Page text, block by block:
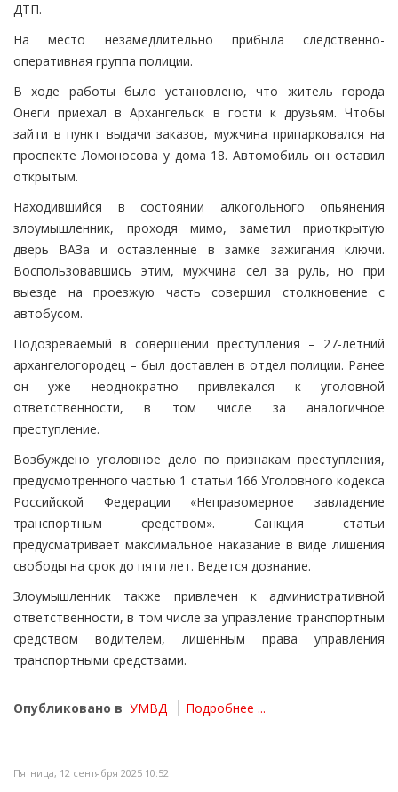
ДТП.
На место незамедлительно прибыла следственно-
оперативная группа полиции.
В ходе работы было установлено, что житель города
Онеги приехал в Архангельск в гости к друзьям. Чтобы
зайти в пункт выдачи заказов, мужчина припарковался на
проспекте Ломоносова у дома 18. Автомобиль он оставил
открытым.
Находившийся в состоянии алкогольного опьянения
злоумышленник, проходя мимо, заметил приоткрытую
дверь ВАЗа и оставленные в замке зажигания ключи.
Воспользовавшись этим, мужчина сел за руль, но при
выезде на проезжую часть совершил столкновение с
автобусом.
Подозреваемый в совершении преступления – 27-летний
архангелогородец – был доставлен в отдел полиции. Ранее
он уже неоднократно привлекался к уголовной
ответственности, в том числе за аналогичное
преступление.
Возбуждено уголовное дело по признакам преступления,
предусмотренного частью 1 статьи 166 Уголовного кодекса
Российской Федерации «Неправомерное завладение
транспортным средством». Санкция статьи
предусматривает максимальное наказание в виде лишения
свободы на срок до пяти лет. Ведется дознание.
Злоумышленник также привлечен к административной
ответственности, в том числе за управление транспортным
средством водителем, лишенным права управления
транспортными средствами.
Опубликовано в УМВД Подробнее ...
Пятница, 12 сентября 2025 10:52